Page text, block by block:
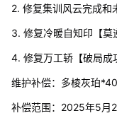
2. 修复集训风云完成和
3. 修复冷暖自知印【莫
4. 修复万工轿【破局成
维护补偿：多棱灰珀
补偿范围：2025年5月